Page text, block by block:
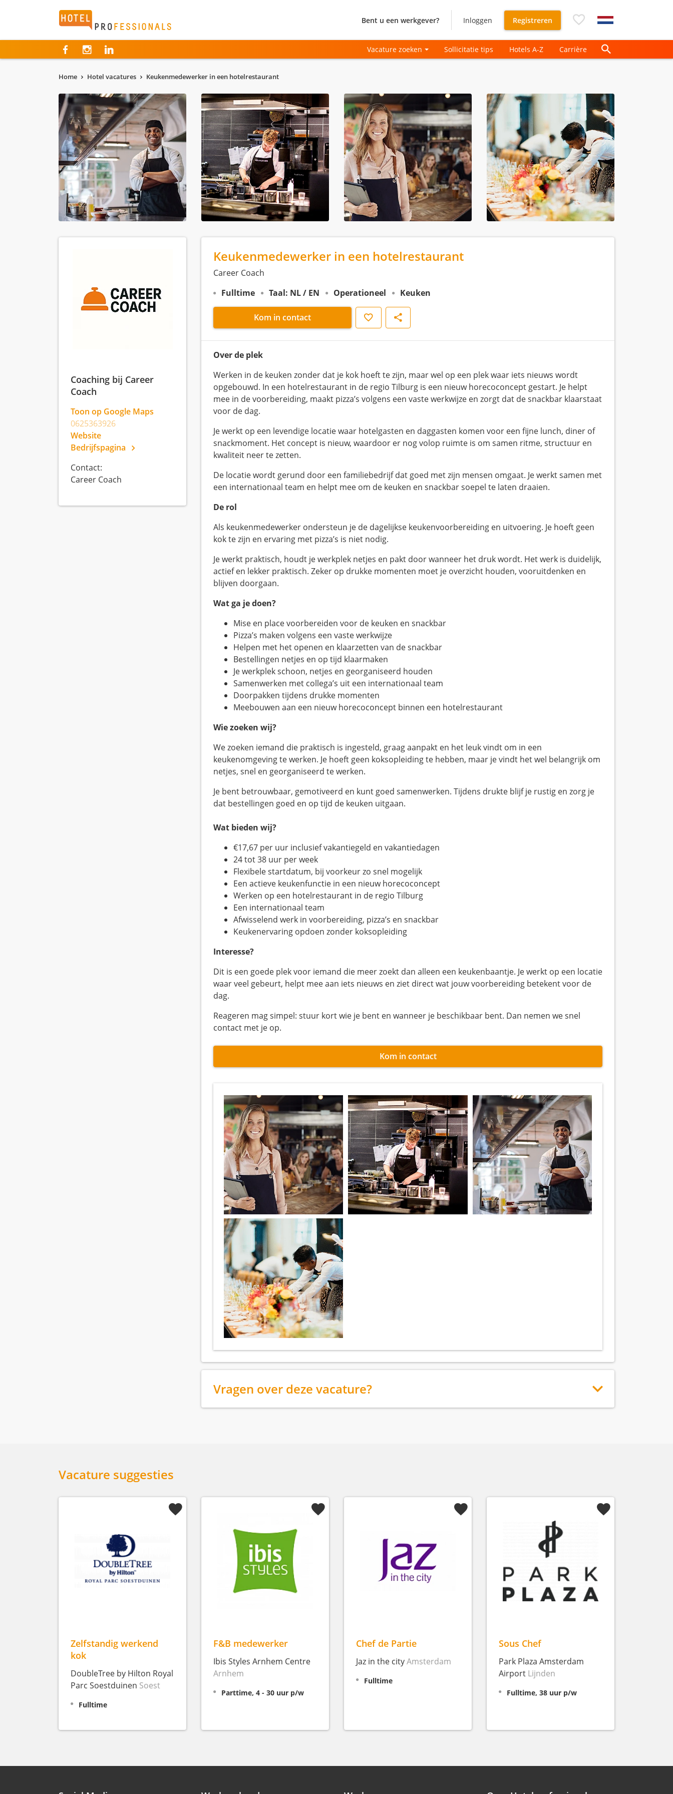
Hotelprofessionals Bent u een werkgever? Inloggen Registreren
Vacature zoeken Sollicitatie tips Hotels A-Z Carrière
Home Hotel vacatures Keukenmedewerker in een hotelrestaurant
Keukenmedewerker in een hotelrestaurant
Career Coach
Fulltime
Taal: NL / EN Operationeel Keuken
Kom in contact Opslaan Delen
Over de plek
Werken in de keuken zonder dat je kok hoeft te zijn, maar wel op een plek waar iets nieuws wordt
opgebouwd. In een hotelrestaurant in de regio Tilburg is een nieuw horecoconcept gestart. Je helpt
mee in de voorbereiding, maakt pizza’s volgens een vaste werkwijze en zorgt dat de snackbar klaarstaat
voor de dag.
Je werkt op een levendige locatie waar hotelgasten en daggasten komen voor een fijne lunch, diner of
snackmoment. Het concept is nieuw, waardoor er nog volop ruimte is om samen ritme, structuur en
kwaliteit neer te zetten.
De locatie wordt gerund door een familiebedrijf dat goed met zijn mensen omgaat. Je werkt samen met
een internationaal team en helpt mee om de keuken en snackbar soepel te laten draaien.
De rol
Als keukenmedewerker ondersteun je de dagelijkse keukenvoorbereiding en uitvoering. Je hoeft geen
kok te zijn en ervaring met pizza’s is niet nodig.
Je werkt praktisch, houdt je werkplek netjes en pakt door wanneer het druk wordt. Het werk is duidelijk,
actief en lekker praktisch. Zeker op drukke momenten moet je overzicht houden, vooruitdenken en
blijven doorgaan.
Wat ga je doen?
Mise en place voorbereiden voor de keuken en snackbar
Pizza’s maken volgens een vaste werkwijze
Helpen met het openen en klaarzetten van de snackbar
Bestellingen netjes en op tijd klaarmaken
Je werkplek schoon, netjes en georganiseerd houden
Samenwerken met collega’s uit een internationaal team
Doorpakken tijdens drukke momenten
Meebouwen aan een nieuw horecoconcept binnen een hotelrestaurant
Wie zoeken wij?
We zoeken iemand die praktisch is ingesteld, graag aanpakt en het leuk vindt om in een
keukenomgeving te werken. Je hoeft geen koksopleiding te hebben, maar je vindt het wel belangrijk om
netjes, snel en georganiseerd te werken.
Je bent betrouwbaar, gemotiveerd en kunt goed samenwerken. Tijdens drukte blijf je rustig en zorg je
dat bestellingen goed en op tijd de keuken uitgaan.
Wat bieden wij?
€17,67 per uur inclusief vakantiegeld en vakantiedagen
24 tot 38 uur per week
Flexibele startdatum, bij voorkeur zo snel mogelijk
Een actieve keukenfunctie in een nieuw horecoconcept
Werken op een hotelrestaurant in de regio Tilburg
Een internationaal team
Afwisselend werk in voorbereiding, pizza’s en snackbar
Keukenervaring opdoen zonder koksopleiding
Interesse?
Dit is een goede plek voor iemand die meer zoekt dan alleen een keukenbaantje. Je werkt op een locatie
waar veel gebeurt, helpt mee aan iets nieuws en ziet direct wat jouw voorbereiding betekent voor de
dag.
Reageren mag simpel: stuur kort wie je bent en wanneer je beschikbaar bent. Dan nemen we snel
contact met je op.
Kom in contact
Vragen over deze vacature?
Coaching bij Career
Coach
Toon op Google Maps
0625363926
Website
Bedrijfspagina
Contact:
Career Coach
Vacature suggesties
Zelfstandig werkend
kok
DoubleTree by Hilton Royal
Parc Soestduinen Soest
Fulltime
F&B medewerker
Ibis Styles Arnhem Centre
Arnhem
Parttime, 4 - 30 uur p/w
Chef de Partie
Jaz in the cityAmsterdam
Fulltime
Sous Chef
Park Plaza Amsterdam
Airport Lijnden
Fulltime, 38 uur p/w